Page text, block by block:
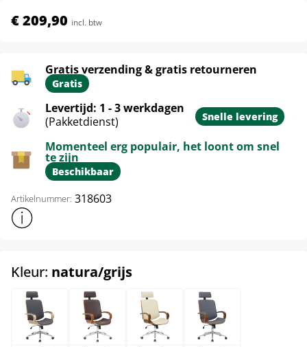
€ 209,90 incl. btw
Gratis verzending & gratis retourneren
Gratis
Levertijd: 1 - 3 werkdagen
(Pakketdienst)
Snelle levering
Momenteel erg populair, het loont om snel
te zijn
Beschikbaar
Artikelnummer: 318603
Toon meer productinformatie
Kleur: natura/grijsselect
natura/grijs walnoot/bruinwalnoot/cremewalnoot/grijs